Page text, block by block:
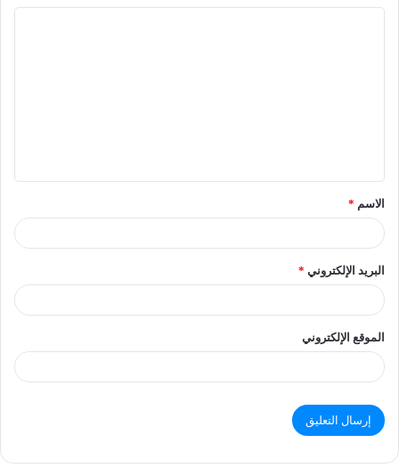
الاسم *
البريد الإلكتروني *
الموقع الإلكتروني